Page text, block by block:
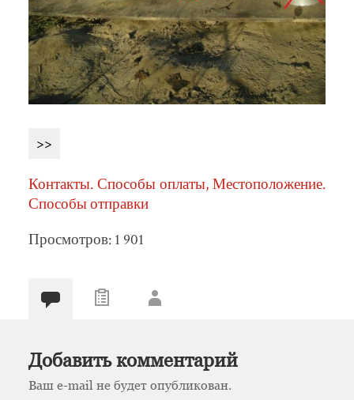
>>
Контакты. Способы оплаты, Местоположение.
Способы отправки
Просмотров: 1 901
Добавить комментарий
Ваш e-mail не будет опубликован.